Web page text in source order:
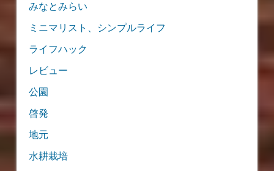
みなとみらい
ミニマリスト、シンプルライフ
ライフハック
レビュー
公園
啓発
地元
水耕栽培